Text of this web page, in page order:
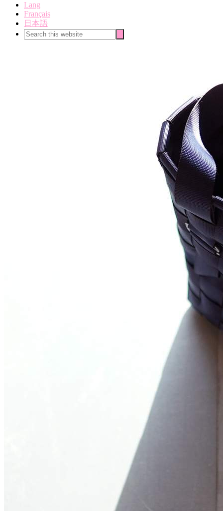
Lang
Français
日本語
Search
this